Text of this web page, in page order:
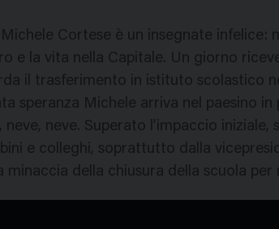
Cortese è un insegnate infelice:
e la vita nella Capitale. Un giorno
il trasferimento in istituto scolastico
speranza Michele arriva nel paesino
neve. Superato l’impaccio iniziale,
e colleghi, soprattutto dalla
minaccia della chiusura della scuola